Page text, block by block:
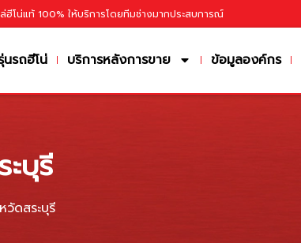
ฮีโน่แท้ 100% ให้บริการโดยทีมช่างมากประสบการณ์
นรถฮีโน่ บริการหลังการขาย ข้อมูลองค์กร
บุรี
ดสระบุรี